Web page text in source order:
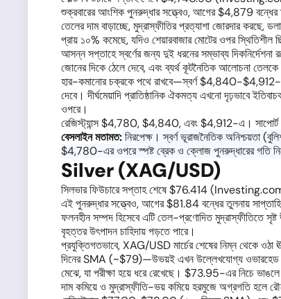
শুক্রবারের আংশিক পুনরুদ্ধার সত্ত্বেও, আগের $4,879 বন্ধের
তেলের দাম বাড়াচ্ছে, মুদ্রাস্ফীতির প্রত্যাশা জোরদার করছে,
প্রায় ১০% কমেছে, যদিও শেয়ারবাজার মোটের ওপর স্থিতিশীল
আসন্ন সপ্তাহে স্বর্ণের জন্য দুই ধরনের সম্ভাব্য
জোনের দিকে ঠেলে দেবে, এবং ব্যর্থ কূটনৈতিক আলোচনা
হার-কমানোর চক্রকে পথে রাখবে—স্বর্ণ $4,840-$4,912-এর
দেবে। দীর্ঘমেয়াদি প্রাতিষ্ঠানিক ঐকমত্য এখনো দৃঢ়ভাবে
ওপরে।
রেজিস্ট্যান্স $4,780, $4,840, এবং $4,912-এ।
বেসলাইন মতামত:নিরপেক্ষ। স্বর্ণ ভূরাজনৈতিক অনিশ্চয়তা
$4,780-এর ওপরে স্পষ্ট ব্রেক ও ক্লোজ পুনরুদ্ধারের গতি
Silver (XAG/USD)
সিলভার ফিউচারে সপ্তাহ শেষে $76.414 (Investing.com)
এই পুনরুদ্ধার সত্ত্বেও, আগের $81.84 বন্ধের তুলনায়
ফলনহীন সম্পদ হিসেবে এটি তেল-প্রণোদিত মুদ্রাস্ফীতিতে সৃষ্ট
বৃহত্তর উৎপাদন চাহিদায় পড়তে পারে।
প্রযুক্তিগতভাবে, XAG/USD মার্চের শেষের নিম্ন থেকে
দিনের SMA (~$79)—উভয়ই এখন উল্লেখযোগ্য ওভারহেড
মেঝে, যা পরীক্ষা হয়ে ধরে রেখেছে। $73.95-এর নিচে
দাম কমিয়ে ও মুদ্রাস্ফীতি-ভয় কমিয়ে হরমুজে অগ্রগতি হলে